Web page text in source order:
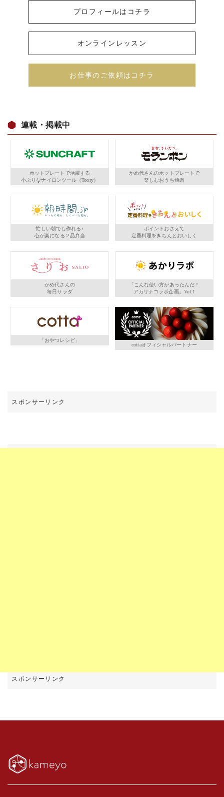
プロフィールはコチラ
オンラインレッスン
お仕事のご依頼はコチラ
連載・掲載中
ホットプレートで活躍する
小ぶりなナイロンツール（Toory）
かめ代さんのホットプレートで
楽しむおうち焼肉
忙しい朝でも作れる♪
心が楽になる２品弁当
ポイントおさえて
定番料理をきちんとおいしく
かめ代さんの
毎日サラダ
「こんな使い方があったんだ！
アカリナコラボ企画」Vol.1
「おやつレシピ」
cottaオフィシャルパートナー